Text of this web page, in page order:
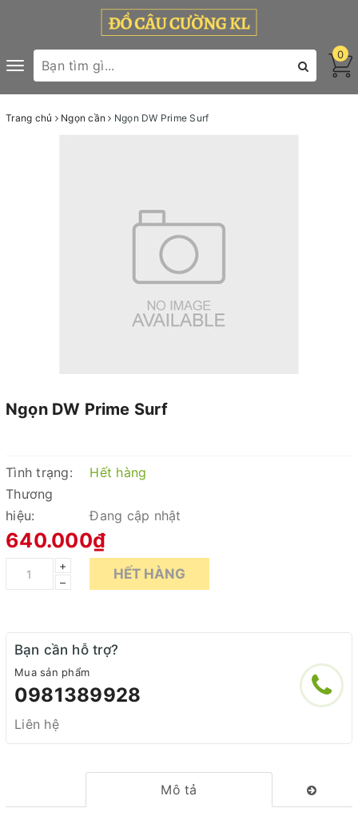
Toggle
navigation
0
Trang chủ Ngọn cần Ngọn DW Prime Surf
Ngọn DW Prime Surf
Tình trạng:
Hết hàng
Thương
hiệu:
Đang cập nhật
640.000₫
+
–
HẾT HÀNG
Bạn cần hỗ trợ?
Mua sản phẩm
0981389928
Liên hệ
Mô tả